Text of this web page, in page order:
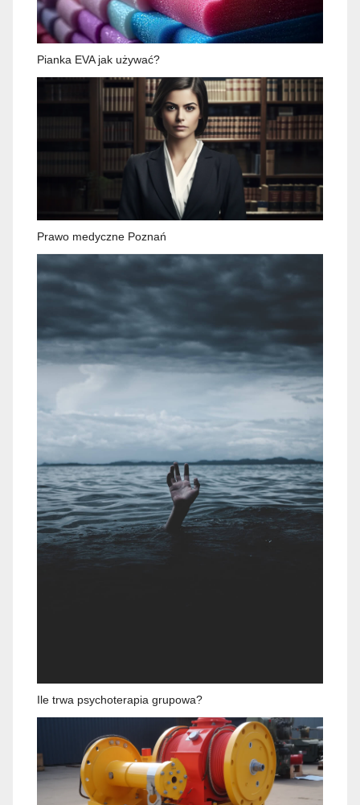
Pianka EVA jak używać?
Prawo medyczne Poznań
Ile trwa psychoterapia grupowa?